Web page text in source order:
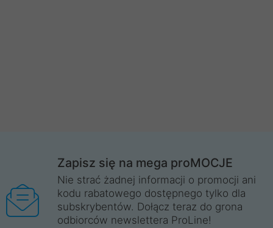
Zapisz się na mega proMOCJE
Nie strać żadnej informacji o promocji ani
kodu rabatowego dostępnego tylko dla
subskrybentów. Dołącz teraz do grona
odbiorców newslettera ProLine!